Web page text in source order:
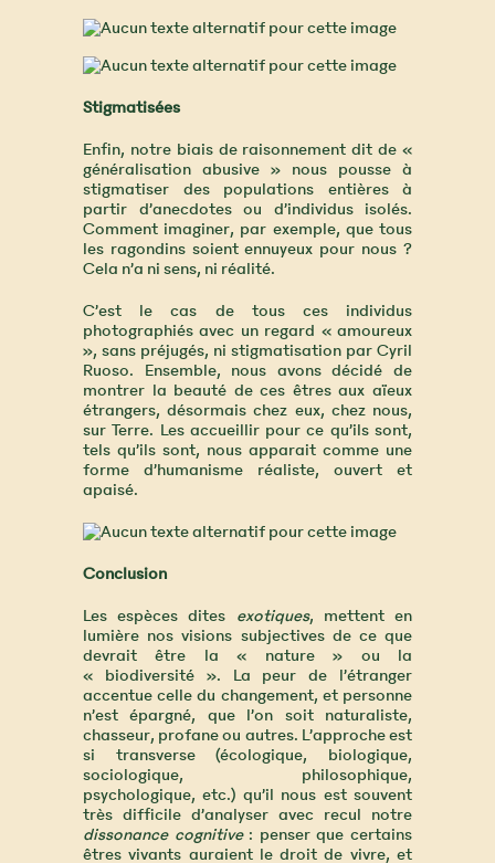
Stigmatisées
Enfin, notre biais de raisonnement dit de «
généralisation abusive » nous pousse à
stigmatiser des populations entières à
partir d’anecdotes ou d’individus isolés.
Comment imaginer, par exemple, que tous
les ragondins soient ennuyeux pour nous ?
Cela n’a ni sens, ni réalité.
C’est le cas de tous ces individus
photographiés avec un regard « amoureux
», sans préjugés, ni stigmatisation par Cyril
Ruoso. Ensemble, nous avons décidé de
montrer la beauté de ces êtres aux aïeux
étrangers, désormais chez eux, chez nous,
sur Terre. Les accueillir pour ce qu’ils sont,
tels qu’ils sont, nous apparait comme une
forme d’humanisme réaliste, ouvert et
apaisé.
Conclusion
Les espèces dites exotiques, mettent en
lumière nos visions subjectives de ce que
devrait être la « nature » ou la
« biodiversité ». La peur de l’étranger
accentue celle du changement, et personne
n’est épargné, que l’on soit naturaliste,
chasseur, profane ou autres. L’approche est
si transverse (écologique, biologique,
sociologique, philosophique,
psychologique, etc.) qu’il nous est souvent
très difficile d’analyser avec recul notre
dissonance cognitive: penser que certains
êtres vivants auraient le droit de vivre, et